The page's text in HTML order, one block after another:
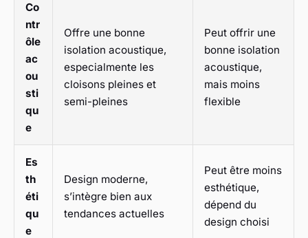
Co
ntr
ôle
ac
ou
sti
qu
e
Offre une bonne
isolation acoustique,
especialmente les
cloisons pleines et
semi-pleines
Peut offrir une
bonne isolation
acoustique,
mais moins
flexible
Es
th
éti
qu
e
Design moderne,
s’intègre bien aux
tendances actuelles
Peut être moins
esthétique,
dépend du
design choisi